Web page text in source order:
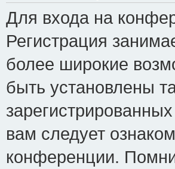
Для входа на
Регистрация
более широкие
быть установлены
вам следует
конференции.